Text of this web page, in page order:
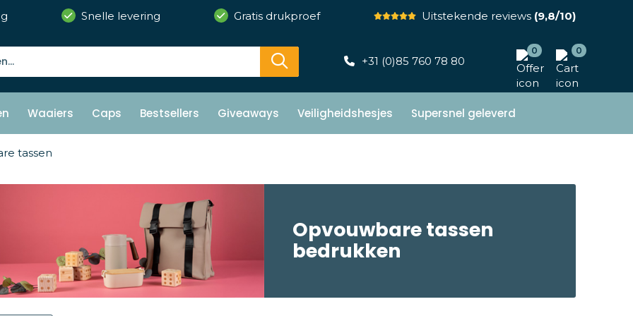
Snelle levering Gratis drukproef Uitstekende reviews(9,8/10)
+31 (0)85 760 78 80
0 0
Waaiers Caps Bestsellers Giveaways Veiligheidshesjes Supersnel geleverd
tassen
Opvouwbare tassen
bedrukken